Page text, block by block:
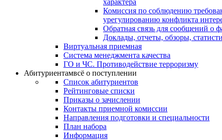
характера
Комиссия по соблюдению
урегулированию конфликта
Обратная связь для сообщений о
Доклады, отчеты, обзоры,
Виртуальная приемная
Система менеджмента качества
ГО и ЧС. Противодействие терроризму
Абитуриентамвсё о поступлении
Список абитуриентов
Рейтинговые списки
Приказы о зачислении
Контакты приемной комиссии
Направления подготовки и специальности
План набора
Информация